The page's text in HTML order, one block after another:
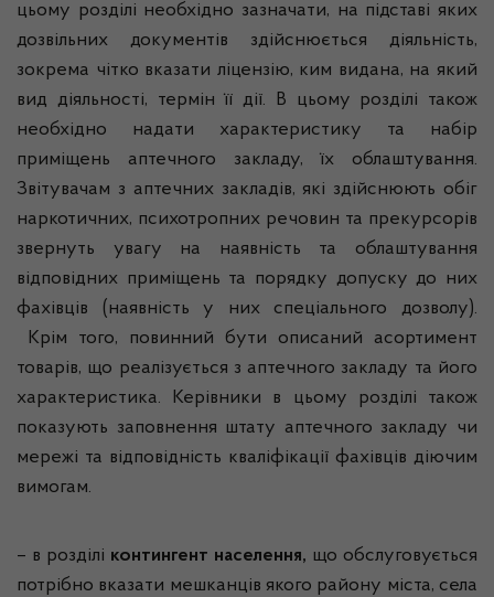
цьому розділі необхідно зазначати, на підставі яких
дозвільних документів здійснюється діяльність,
зокрема чітко вказати ліцензію, ким видана, на який
вид діяльності, термін її дії. В цьому розділі також
необхідно надати характеристику та набір
приміщень аптечного закладу, їх облаштування.
Звітувачам з аптечних закладів, які здійснюють обіг
наркотичних, психотропних речовин та прекурсорів
звернуть увагу на наявність та облаштування
відповідних приміщень та порядку допуску до них
фахівців (наявність у них спеціального дозволу).
Крім того, повинний бути описаний асортимент
товарів, що реалізується з аптечного закладу та його
характеристика. Керівники в цьому розділі також
показують заповнення штату аптечного закладу чи
мережі та відповідність кваліфікації фахівців діючим
вимогам.
– в розділі контингент населення, що обслуговується
потрібно вказати мешканців якого району міста, села